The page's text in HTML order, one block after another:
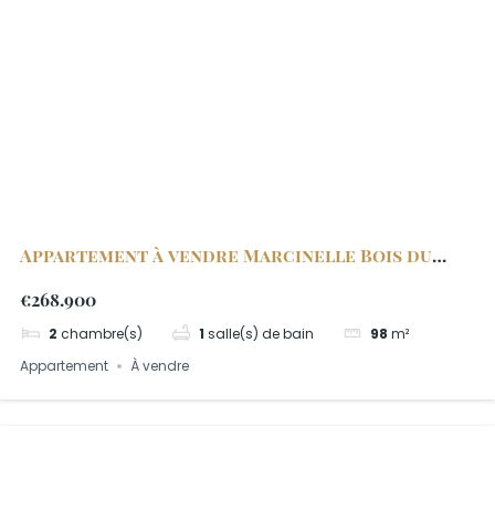
Appartement à vendre Marcinelle Bois du
€268.900
2 chambre(s) 1 salle(s) de bain 98 m²
Appartement
À vendre